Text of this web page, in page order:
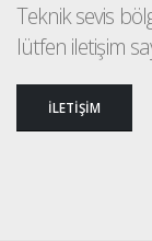
Teknik sevis
lütfen iletişim
İLETİŞİM